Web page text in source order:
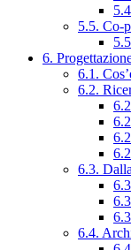
5.5. Co-
6.
6.1.
6.2.
6.3.
6.4.